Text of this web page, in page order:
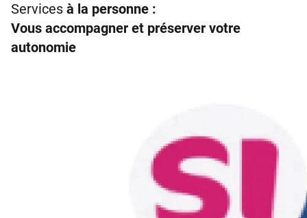
Services à la personne :
Vous accompagner et préserver votre
autonomie